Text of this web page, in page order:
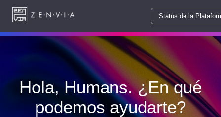
Status de la
Hola, Humans. ¿En qué
podemos ayudarte?